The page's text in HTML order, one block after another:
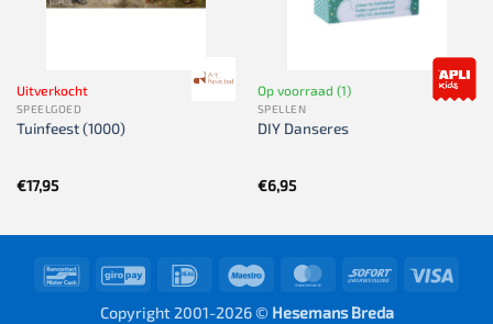
Uitverkocht
SPEELGOED
Tuinfeest (1000)
€17,95
Op voorraad (1)
SPELLEN
DIY Danseres
€6,95
BancontactGiroPay IDeal Maestro MasterCardSofort
Copyright 2001-2026 © Hesemans Breda